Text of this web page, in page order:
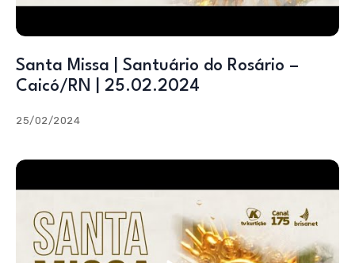
Santa Missa | Santuário do Rosário –
Caicó/RN | 25.02.2024
25/02/2024